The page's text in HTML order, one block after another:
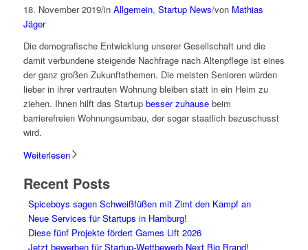
18. November 2019/in Allgemein, Startup News/von Mathias
Jäger
Die demografische Entwicklung unserer Gesellschaft und die
damit verbundene steigende Nachfrage nach Altenpflege ist eines
der ganz großen Zukunftsthemen. Die meisten Senioren würden
lieber in ihrer vertrauten Wohnung bleiben statt in ein Heim zu
ziehen. Ihnen hilft das Startup besser zuhausebeim
barrierefreien Wohnungsumbau, der sogar staatlich bezuschusst
wird.
Weiterlesen
Recent Posts
Spiceboys sagen Schweißfüßen mit Zimt den Kampf an
Neue Services für Startups in Hamburg!
Diese fünf Projekte fördert Games Lift 2026
Jetzt bewerben für Startup-Wettbewerb Next Big Brand!